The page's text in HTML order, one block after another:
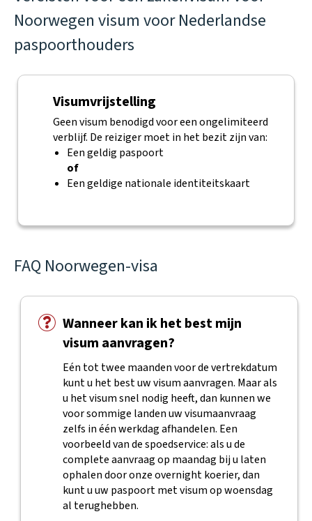
Noorwegen visum voor Nederlandse
paspoorthouders
Visumvrijstelling
Geen visum benodigd voor een ongelimiteerd
verblijf. De reiziger moet in het bezit zijn van:
Een geldig paspoort
of
Een geldige nationale identiteitskaart
FAQ Noorwegen-visa
Wanneer kan ik het best mijn
visum aanvragen?
Eén tot twee maanden voor de vertrekdatum
kunt u het best uw visum aanvragen. Maar als
u het visum snel nodig heeft, dan kunnen we
voor sommige landen uw visumaanvraag
zelfs in één werkdag afhandelen. Een
voorbeeld van de spoedservice: als u de
complete aanvraag op maandag bij u laten
ophalen door onze overnight koerier, dan
kunt u uw paspoort met visum op woensdag
al terughebben.